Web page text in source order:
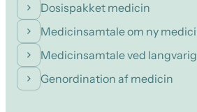
Dosispakket medicin
Medicinsamtale om ny
Medicinsamtale ved
Genordination af medicin